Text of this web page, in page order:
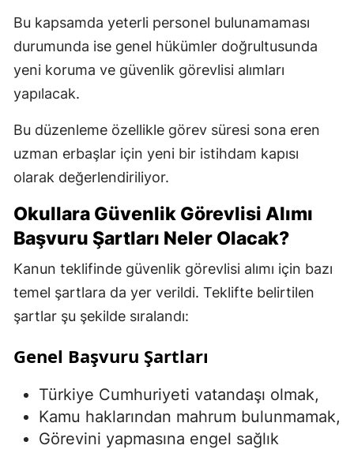
Bu kapsamda yeterli personel bulunamaması
durumunda ise genel hükümler doğrultusunda
yeni koruma ve güvenlik görevlisi alımları
yapılacak.
Bu düzenleme özellikle görev süresi sona eren
uzman erbaşlar için yeni bir istihdam kapısı
olarak değerlendiriliyor.
Okullara Güvenlik Görevlisi Alımı
Başvuru Şartları Neler Olacak?
Kanun teklifinde güvenlik görevlisi alımı için bazı
temel şartlara da yer verildi. Teklifte belirtilen
şartlar şu şekilde sıralandı:
Genel Başvuru Şartları
Türkiye Cumhuriyeti vatandaşı olmak,
Kamu haklarından mahrum bulunmamak,
Görevini yapmasına engel sağlık